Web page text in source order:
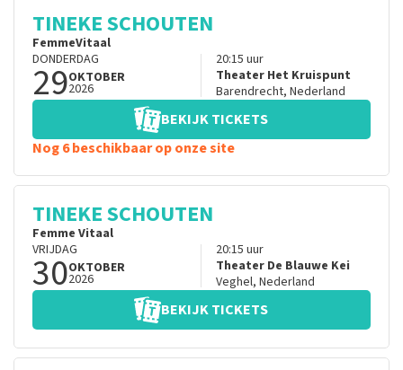
TINEKE SCHOUTEN
FemmeVitaal
DONDERDAG
29OKTOBER
2026
20:15 uur
Theater Het Kruispunt
Barendrecht, Nederland
BEKIJK TICKETS
Nog 6 beschikbaar op onze site
TINEKE SCHOUTEN
Femme Vitaal
VRIJDAG
30OKTOBER
2026
20:15 uur
Theater De Blauwe Kei
Veghel, Nederland
BEKIJK TICKETS